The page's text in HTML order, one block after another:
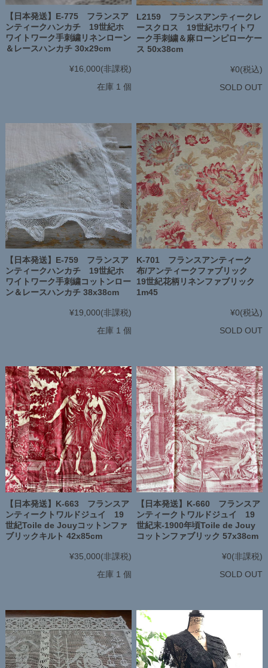
【日本発送】E-775 フランスア
ンティークハンカチ 19世紀ホ
ワイトワーク手刺繍リネンローン
＆レースハンカチ 30x29cm
¥16,000(非課税)
在庫 1 個
L2159 フランスアンティークレ
ースクロス 19世紀ホワイトワ
ーク手刺繍＆麻ローンピローケー
ス 50x38cm
¥0(税込)
SOLD OUT
【日本発送】E-759 フランスア
ンティークハンカチ 19世紀ホ
ワイトワーク手刺繍コットンロー
ン＆レースハンカチ 38x38cm
¥19,000(非課税)
在庫 1 個
K-701 フランスアンティーク
布/アンティークファブリック
19世紀花柄リネンファブリック
1m45
¥0(税込)
SOLD OUT
【日本発送】K-663 フランスア
ンティークトワルドジュイ 19
世紀Toile de Jouyコットンファ
ブリックキルト 42x85cm
¥35,000(非課税)
在庫 1 個
【日本発送】K-660 フランスア
ンティークトワルドジュイ 19
世紀末-1900年頃Toile de Jouy
コットンファブリック 57x38cm
¥0(非課税)
SOLD OUT